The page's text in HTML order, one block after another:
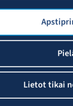
Lietot tikai